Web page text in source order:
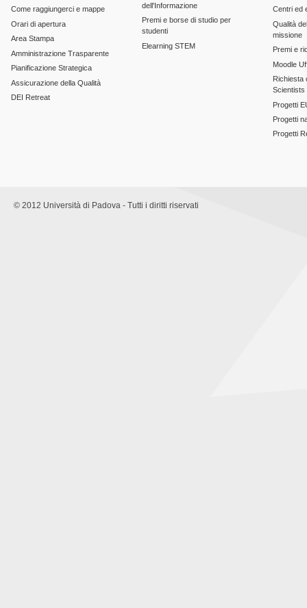
Come raggiungerci e mappe
Orari di apertura
Area Stampa
Amministrazione Trasparente
Pianificazione Strategica
Assicurazione della Qualità
DEI Retreat
dell'Informazione
Premi e borse di studio per
studenti
Elearning STEM
Centri ed
Qualità
missione
Premi e
Moodle
Richiesta
Scientists
Progetti
Progetti
Progetti
© 2012 Università di Padova - Tutti i diritti riservati